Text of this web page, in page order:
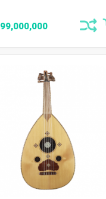
99,000,000